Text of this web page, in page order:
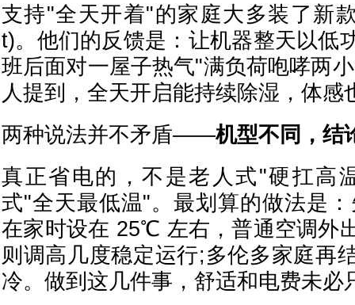
支持"全天开着"的家庭大多装了新
t)。他们的反馈是：让机器整天以低
班后面对一屋子热气"满负荷咆哮两
人提到，全天开启能持续除湿，体感
两种说法并不矛盾——机型不同，结
真正省电的，不是老人式"硬扛高
式"全天最低温"。最划算的做法是
在家时设在 25℃ 左右，普通空调外
则调高几度稳定运行;多伦多家庭再
冷。做到这几件事，舒适和电费未必